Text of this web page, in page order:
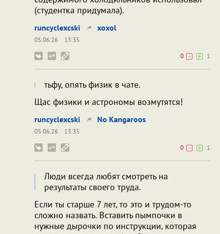
(студентка придумала).
runcyclexcski xoxol
05.06.26
13:35
0
1
тьфу, опять физик в чате.
Щас физики и астрономы возмутятся!
runcyclexcski No Kangaroos
05.06.26
13:35
0
1
Люди всегда любят смотреть на
результаты своего труда.
Если ты старше 7 лет, то это и трудом-то
сложно назвать. Вставить пымпочки в
нужные дырочки по инструкции, которая